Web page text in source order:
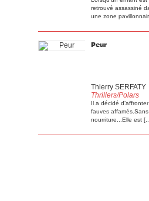
retrouvé assassiné
une zone
Peur
Thierry SERFATY
Thrillers/Polars
Il a décidé
fauves affamés.Sans
nourriture...Elle est